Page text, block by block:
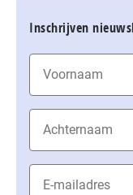
Inschrijven